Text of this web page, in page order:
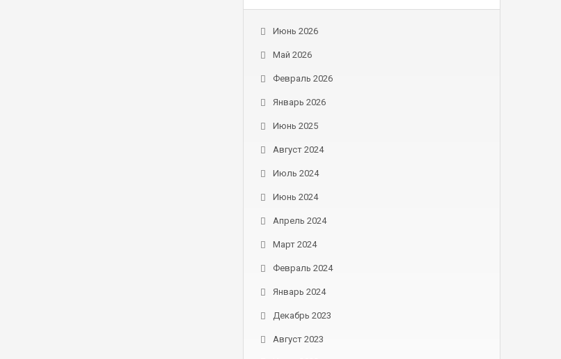
Июнь 2026
Май 2026
Февраль 2026
Январь 2026
Июнь 2025
Август 2024
Июль 2024
Июнь 2024
Апрель 2024
Март 2024
Февраль 2024
Январь 2024
Декабрь 2023
Август 2023